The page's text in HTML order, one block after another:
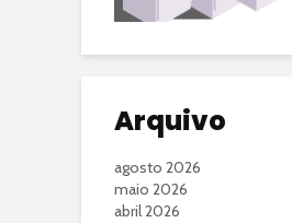
Arquivo
agosto 2026
maio 2026
abril 2026